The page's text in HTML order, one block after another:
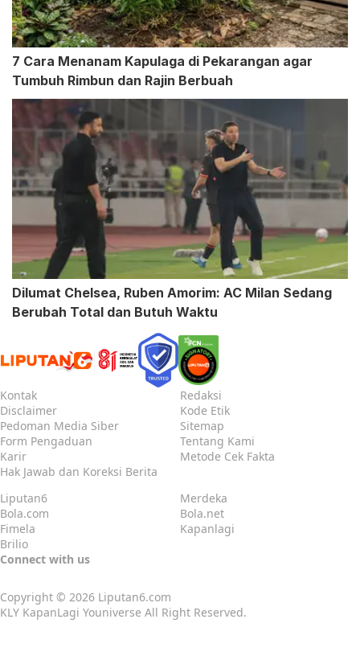
7 Cara Menanam Kapulaga di Pekarangan agar
Tumbuh Rimbun dan Rajin Berbuah
Dilumat Chelsea, Ruben Amorim: AC Milan Sedang
Berubah Total dan Butuh Waktu
Kontak
Redaksi
Disclaimer
Kode Etik
Pedoman Media Siber
Sitemap
Form Pengaduan
Tentang Kami
Karir
Metode Cek Fakta
Hak Jawab dan Koreksi Berita
Liputan6
Merdeka
Bola.com
Bola.net
Fimela
Kapanlagi
Brilio
Connect with us
Copyright © 2026 Liputan6.com
KLY KapanLagi Youniverse All Right Reserved.